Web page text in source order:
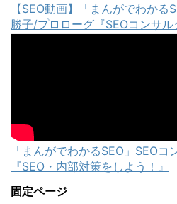
【SEO動画】「まんがでわかる
勝子/プロローグ『SEOコンサル
「まんがでわかるSEO」SEO
『SEO・内部対策をしよう！』
固定ページ